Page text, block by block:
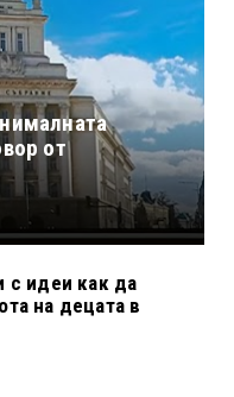
от
с идеи как да
на децата в